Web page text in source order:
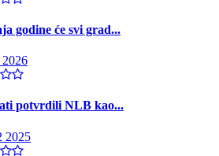
godine će svi grad...
2026
potvrdili NLB kao...
2025